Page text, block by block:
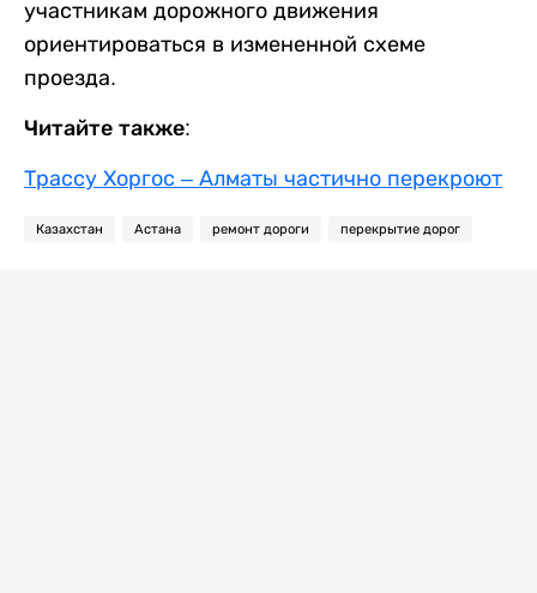
участникам дорожного движения
ориентироваться в измененной схеме
проезда.
Читайте также:
Трассу Хоргос – Алматы частично перекроют
Казахстан Астана ремонт дороги перекрытие дорог